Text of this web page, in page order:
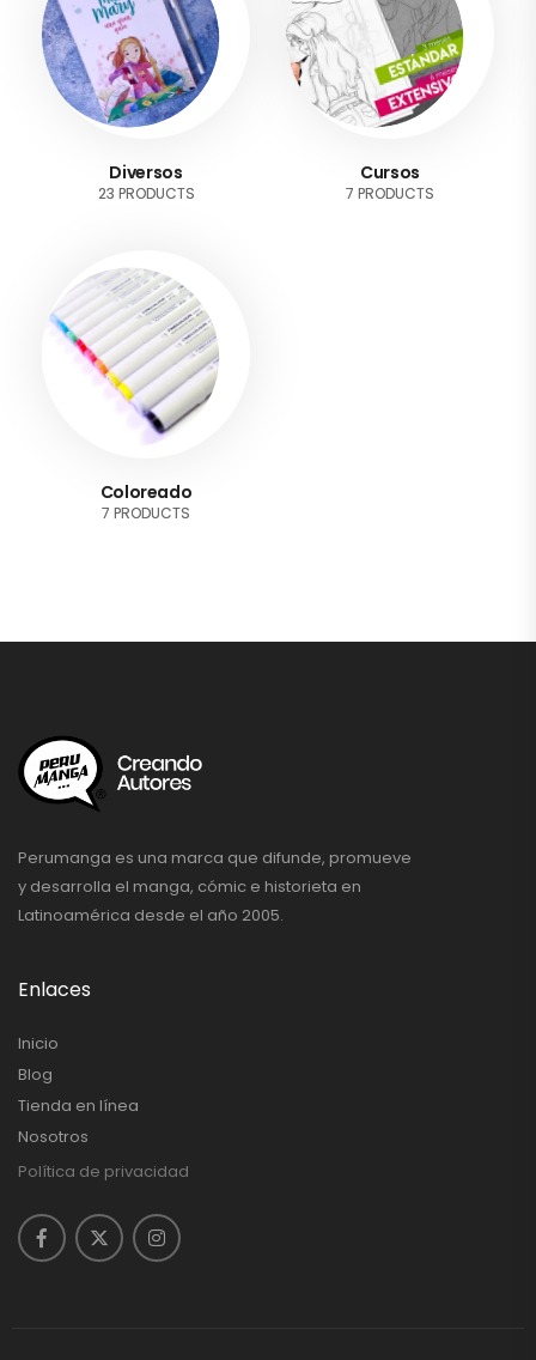
Diversos
23 PRODUCTS
Cursos
7 PRODUCTS
Coloreado
7 PRODUCTS
Perumanga es una marca que difunde, promueve
y desarrolla el manga, cómic e historieta en
Latinoamérica desde el año 2005.
Enlaces
Inicio
Blog
Tienda en línea
Nosotros
Política de privacidad